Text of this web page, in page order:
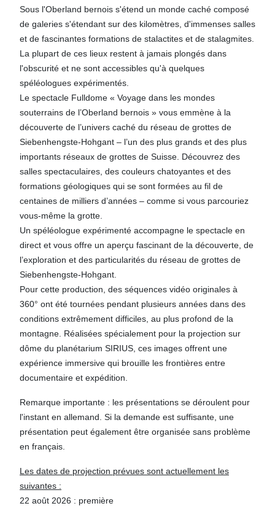
Sous l'Oberland bernois s'étend un monde caché composé
de galeries s'étendant sur des kilomètres, d'immenses salles
et de fascinantes formations de stalactites et de stalagmites.
La plupart de ces lieux restent à jamais plongés dans
l'obscurité et ne sont accessibles qu'à quelques
spéléologues expérimentés.
Le spectacle Fulldome « Voyage dans les mondes
souterrains de l’Oberland bernois » vous emmène à la
découverte de l’univers caché du réseau de grottes de
Siebenhengste-Hohgant – l’un des plus grands et des plus
importants réseaux de grottes de Suisse. Découvrez des
salles spectaculaires, des couleurs chatoyantes et des
formations géologiques qui se sont formées au fil de
centaines de milliers d’années – comme si vous parcouriez
vous-même la grotte.
Un spéléologue expérimenté accompagne le spectacle en
direct et vous offre un aperçu fascinant de la découverte, de
l’exploration et des particularités du réseau de grottes de
Siebenhengste-Hohgant.
Pour cette production, des séquences vidéo originales à
360° ont été tournées pendant plusieurs années dans des
conditions extrêmement difficiles, au plus profond de la
montagne. Réalisées spécialement pour la projection sur
dôme du planétarium SIRIUS, ces images offrent une
expérience immersive qui brouille les frontières entre
documentaire et expédition.
Remarque importante : les présentations se déroulent pour
l'instant en allemand. Si la demande est suffisante, une
présentation peut également être organisée sans problème
en français.
Les dates de projection prévues sont actuellement les
suivantes :
22 août 2026 : première